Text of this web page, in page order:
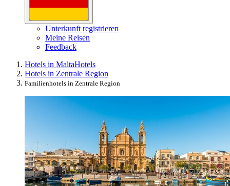
Unterkunft registrieren
Meine Reisen
Feedback
Hotels in MaltaHotels
Hotels in Zentrale Region
Familienhotels in Zentrale Region